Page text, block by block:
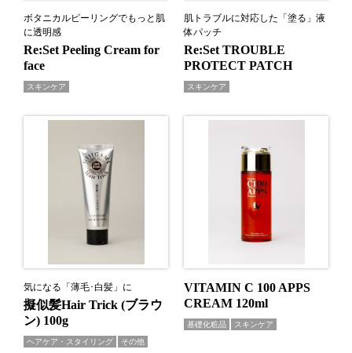
ボタニカルピーリングでもっと肌
に透明感
Re:Set Peeling Cream for
face
スキンケア
肌トラブルに対応した「塗る」液
体パッチ
Re:Set TROUBLE
PROTECT PATCH
スキンケア
気になる「薄毛･白髪」に
擬似髪Hair Trick (ブラウ
ン) 100g
ヘアケア・スタイリング その他
VITAMIN C 100 APPS
CREAM 120ml
基礎化粧品 スキンケア